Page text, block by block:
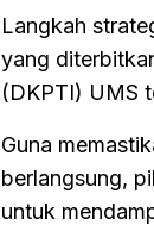
Langkah
yang
(DKPTI) UMS
Guna
berlangsung,
untuk